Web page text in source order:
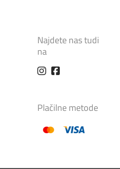
Najdete nas tudi
na
Plačilne metode